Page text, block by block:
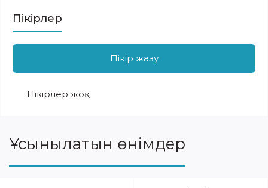
Пікірлер
Пікір жазу
Пікірлер жоқ
Ұсынылатын өнімдер